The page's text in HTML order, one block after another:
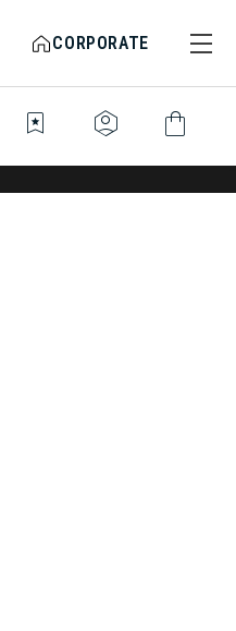
CORPORATE
bookmark_star identity_platform shopping_bag